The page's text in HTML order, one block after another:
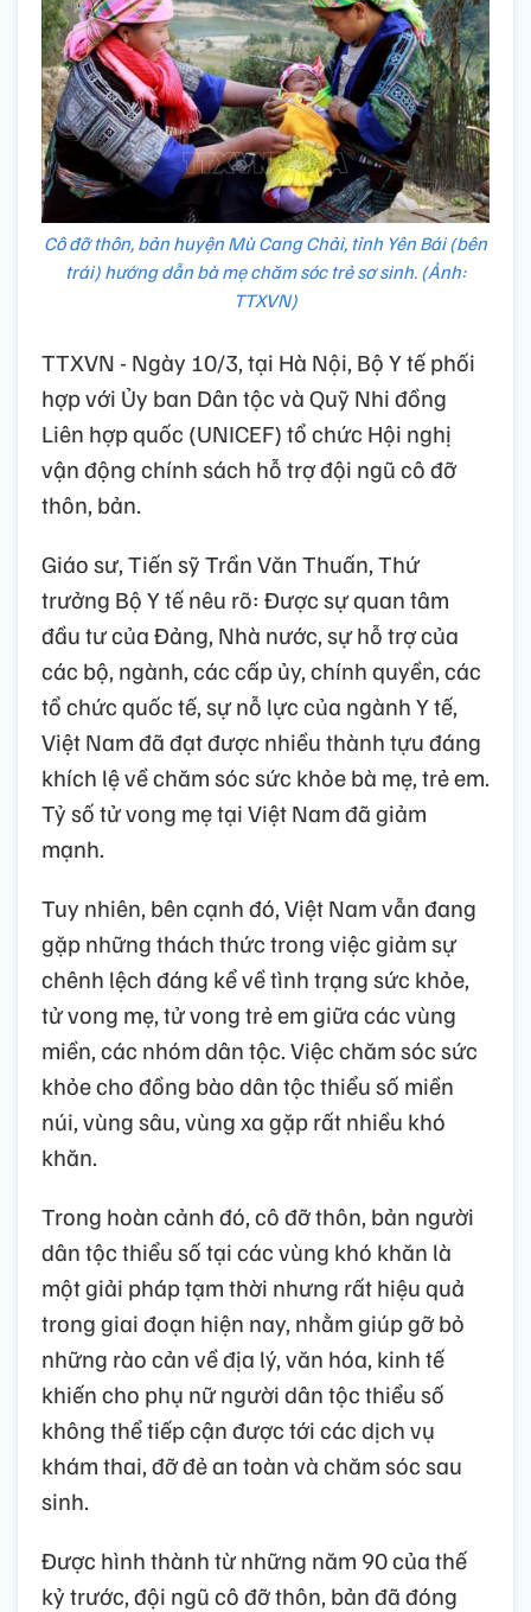
Cô đỡ thôn, bản huyện Mù Cang Chải, tỉnh Yên Bái (bên
trái) hướng dẫn bà mẹ chăm sóc trẻ sơ sinh. (Ảnh:
TTXVN)
TTXVN - Ngày 10/3, tại Hà Nội, Bộ Y tế phối
hợp với Ủy ban Dân tộc và Quỹ Nhi đồng
Liên hợp quốc (UNICEF) tổ chức Hội nghị
vận động chính sách hỗ trợ đội ngũ cô đỡ
thôn, bản.
Giáo sư, Tiến sỹ Trần Văn Thuấn, Thứ
trưởng Bộ Y tế nêu rõ: Được sự quan tâm
đầu tư của Đảng, Nhà nước, sự hỗ trợ của
các bộ, ngành, các cấp ủy, chính quyền, các
tổ chức quốc tế, sự nỗ lực của ngành Y tế,
Việt Nam đã đạt được nhiều thành tựu đáng
khích lệ về chăm sóc sức khỏe bà mẹ, trẻ em.
Tỷ số tử vong mẹ tại Việt Nam đã giảm
mạnh.
Tuy nhiên, bên cạnh đó, Việt Nam vẫn đang
gặp những thách thức trong việc giảm sự
chênh lệch đáng kể về tình trạng sức khỏe,
tử vong mẹ, tử vong trẻ em giữa các vùng
miền, các nhóm dân tộc. Việc chăm sóc sức
khỏe cho đồng bào dân tộc thiểu số miền
núi, vùng sâu, vùng xa gặp rất nhiều khó
khăn.
Trong hoàn cảnh đó, cô đỡ thôn, bản người
dân tộc thiểu số tại các vùng khó khăn là
một giải pháp tạm thời nhưng rất hiệu quả
trong giai đoạn hiện nay, nhằm giúp gỡ bỏ
những rào cản về địa lý, văn hóa, kinh tế
khiến cho phụ nữ người dân tộc thiểu số
không thể tiếp cận được tới các dịch vụ
khám thai, đỡ đẻ an toàn và chăm sóc sau
sinh.
Được hình thành từ những năm 90 của thế
kỷ trước, đội ngũ cô đỡ thôn, bản đã đóng